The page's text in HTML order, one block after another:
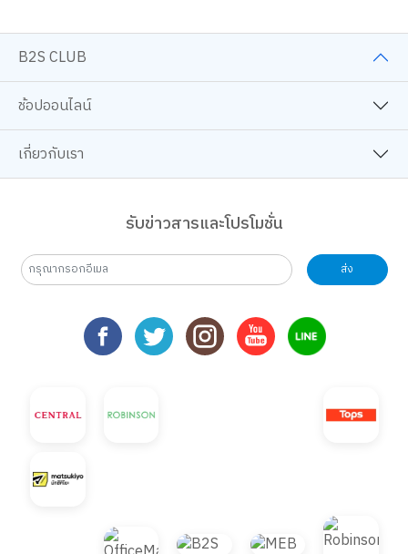
B2S CLUB
ช้อปออนไลน์
เกี่ยวกับเรา
รับข่าวสารและโปรโมชั่น
ส่ง